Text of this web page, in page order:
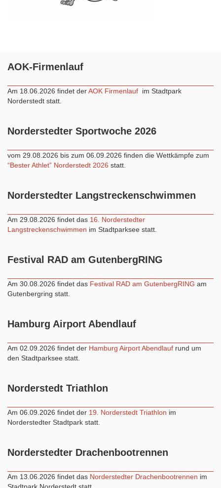
AOK-Firmenlauf
Am 18.06.2026 findet derAOK Firmenlauf im Stadtpark
Norderstedt statt.
Norderstedter Sportwoche 2026
vom 29.08.2026 bis zum 06.09.2026 finden die Wettkämpfe zum
“Bester Athlet” Norderstedt 2026 statt.
Norderstedter Langstreckenschwimmen
Am 29.08.2026 findet das 16. Norderstedter
Langstreckenschwimmen im Stadtparksee statt.
Festival RAD am GutenbergRING
Am 30.08.2026 findet das Festival RAD am GutenbergRING am
Gutenbergring statt.
Hamburg Airport Abendlauf
Am 02.09.2026 findet der Hamburg Airport Abendlauf rund um
den Stadtparksee statt.
Norderstedt Triathlon
Am 06.09.2026 findet der 19. Norderstedt Triathlon im
Norderstedter Stadtpark statt.
Norderstedter Drachenbootrennen
Am 13.06.2026 findet das Norderstedter Drachenbootrennen im